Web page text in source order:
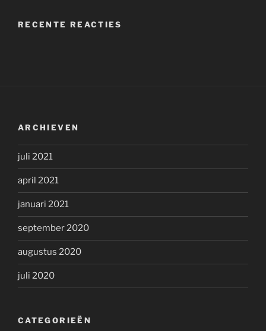
RECENTE REACTIES
ARCHIEVEN
juli 2021
april 2021
januari 2021
september 2020
augustus 2020
juli 2020
CATEGORIEËN